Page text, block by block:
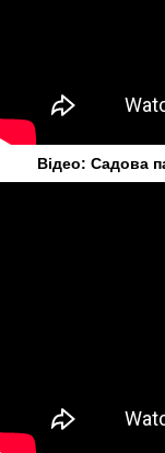
Відео: Садова